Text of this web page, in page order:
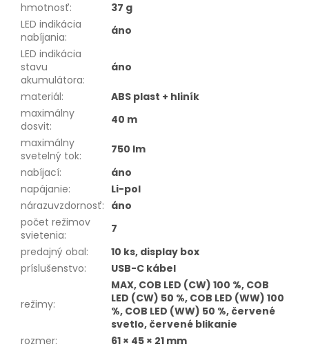
hmotnosť:
37 g
LED indikácia
nabíjania:
áno
LED indikácia
stavu
akumulátora:
áno
materiál:
ABS plast + hliník
maximálny
dosvit:
40 m
maximálny
svetelný tok:
750 lm
nabíjací:
áno
napájanie:
Li-pol
nárazuvzdornosť: áno
počet režimov
svietenia:
7
predajný obal:
10 ks, display box
príslušenstvo: USB-C kábel
režimy:
MAX, COB LED (CW) 100 %, COB
LED (CW) 50 %, COB LED (WW) 100
%, COB LED (WW) 50 %, červené
svetlo, červené blikanie
rozmer:
61 × 45 × 21 mm